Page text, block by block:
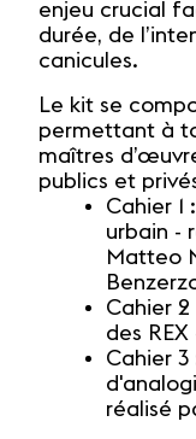
enjeu crucial
durée, de
canicules.
Le kit se
permettant à
maîtres
publics et
Cahier
urbain -
Matteo
Cahier
des
Cahier
réalisé